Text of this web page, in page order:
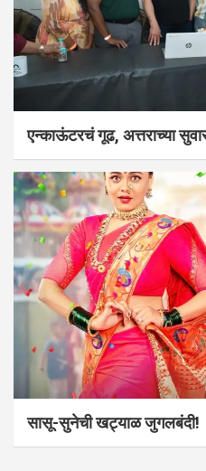
एन्काऊंटरचं गूढ, अत्तराच्या
सासू-सुनेची खट्याळ जुगलबंदी!